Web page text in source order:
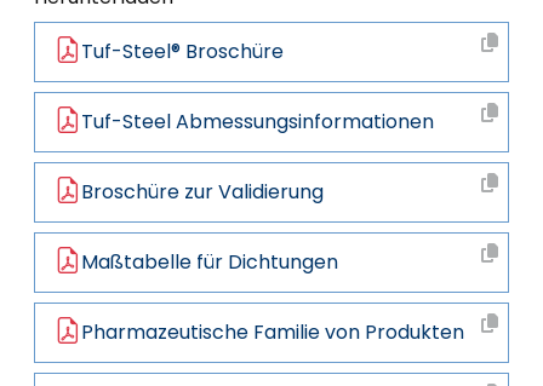
Tuf-Steel® Broschüre
Tuf-Steel Abmessungsinformationen
Broschüre zur Validierung
Maßtabelle für Dichtungen
Pharmazeutische Familie von Produkten